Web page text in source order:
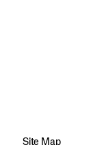
Site Map